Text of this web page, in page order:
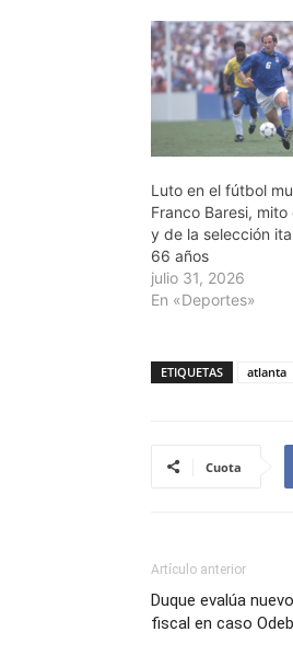
Luto en el fútbol
Franco Baresi, mito
y de la selección
66 años
julio 31, 2026
En «Deportes»
ETIQUETAS atlanta
Cuota
Artículo anterior
Duque evalúa
fiscal en caso